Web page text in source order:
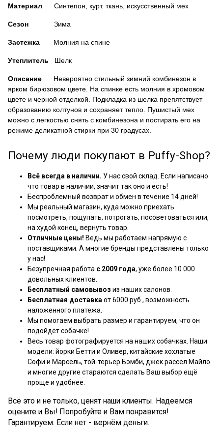
Материал Синтепон, курт. ткань, искусственный мех
Сезон Зима
Застежка Молния на спине
Утеплитель Шелк
Описание
Невероятно стильный зимний комбинезон в
ярком бирюзовом цвете. На спинке есть молния в хромовом
цвете и черной отделкой. Подкладка из шелка препятствует
образованию колтунов и сохраняет тепло. Пушистый мех
можно с легкостью снять с комбинезона и постирать его на
режиме деликатной стирки при 30 градусах.
Почему люди покупают в Puffy-Shop?
Всё всегда в наличии. У нас свой склад. Если написано
что товар в наличии, значит так оно и есть!
Беспроблемный возврат и обмен в течение 14 дней!
Мы реальный магазин, куда можно приехать
посмотреть, пощупать, потрогать, посоветоваться или,
на худой конец, вернуть товар.
Отличные цены! Ведь мы работаем напрямую с
поставщиками. А многие бренды представлены только
у нас!
Безупречная работа с 2009 года, уже более 10 000
довольных клиентов.
Бесплатный самовывоз из наших салонов.
Бесплатная доставка от 6000 руб., возможность
наложенного платежа.
Мы помогаем выбрать размер и гарантируем, что он
подойдёт собачке!
Весь товар фотографируется на наших собачках. Наши
модели: йорки Бетти и Оливер, китайские хохлатые
Софи и Марсель, той-терьер Бэмби, джек рассел Майло
и многие другие стараются сделать Ваш выбор ещё
проще и удобнее.
Всё это и не только, ценят наши клиенты. Надеемся
оцените и Вы! Попробуйте и Вам понравится!
Гарантируем. Если нет - вернём деньги.